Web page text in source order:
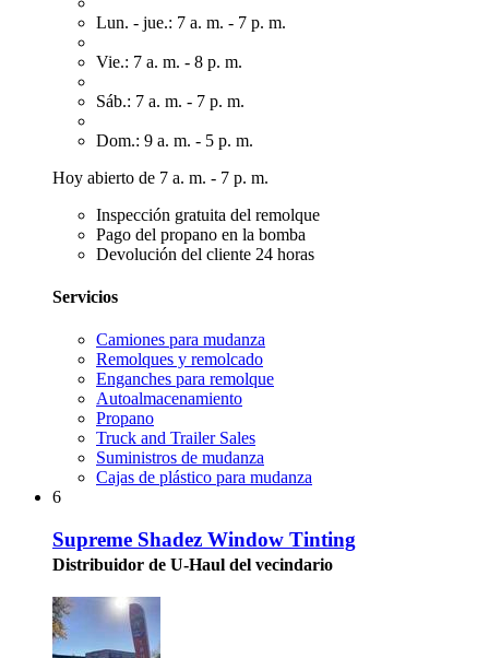
Lun. - jue.: 7 a. m. - 7 p. m.
Vie.: 7 a. m. - 8 p. m.
Sáb.: 7 a. m. - 7 p. m.
Dom.: 9 a. m. - 5 p. m.
Hoy abierto de 7 a. m. - 7 p. m.
Inspección gratuita del remolque
Pago del propano en la bomba
Devolución del cliente 24 horas
Servicios
Camiones para mudanza
Remolques y remolcado
Enganches para remolque
Autoalmacenamiento
Propano
Truck and Trailer Sales
Suministros de mudanza
Cajas de plástico para mudanza
6
Supreme Shadez Window Tinting
Distribuidor de U-Haul del vecindario